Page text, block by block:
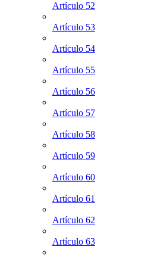
Artículo 52
Artículo 53
Artículo 54
Artículo 55
Artículo 56
Artículo 57
Artículo 58
Artículo 59
Artículo 60
Artículo 61
Artículo 62
Artículo 63